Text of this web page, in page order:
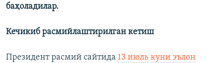
баҳоладилар.
Кечикиб расмийлаштирилган кетиш
Президент расмий сайтида 13 июль куни эълон